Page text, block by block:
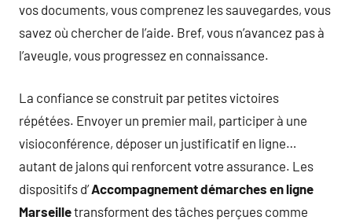
vos documents, vous comprenez les sauvegardes, vous
savez où chercher de l’aide. Bref, vous n’avancez pas à
l’aveugle, vous progressez en connaissance.
La confiance se construit par petites victoires
répétées. Envoyer un premier mail, participer à une
visioconférence, déposer un justificatif en ligne…
autant de jalons qui renforcent votre assurance. Les
dispositifs d’Accompagnement démarches en ligne
Marseilletransforment des tâches perçues comme